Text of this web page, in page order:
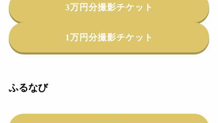
3万円分撮影チケット
1万円分撮影チケット
ふるなび